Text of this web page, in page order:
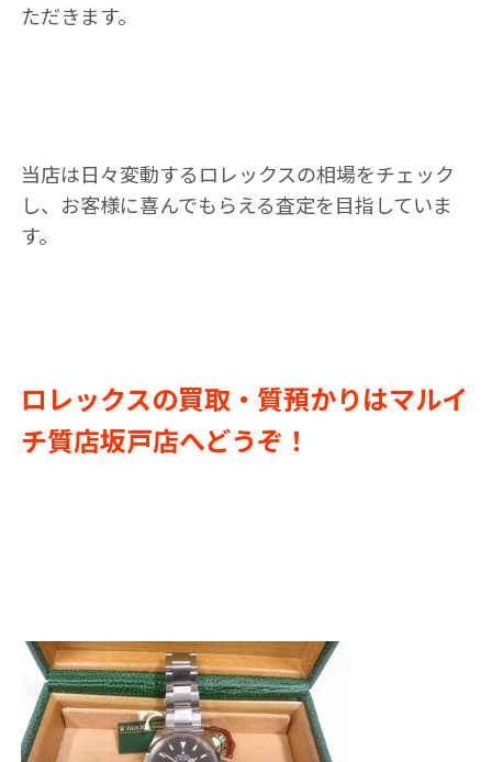
ただきます。
当店は日々変動するロレックスの相場をチェック
し、お客様に喜んでもらえる査定を目指していま
す。
ロレックスの買取・質預かりはマルイ
チ質店坂戸店へどうぞ！